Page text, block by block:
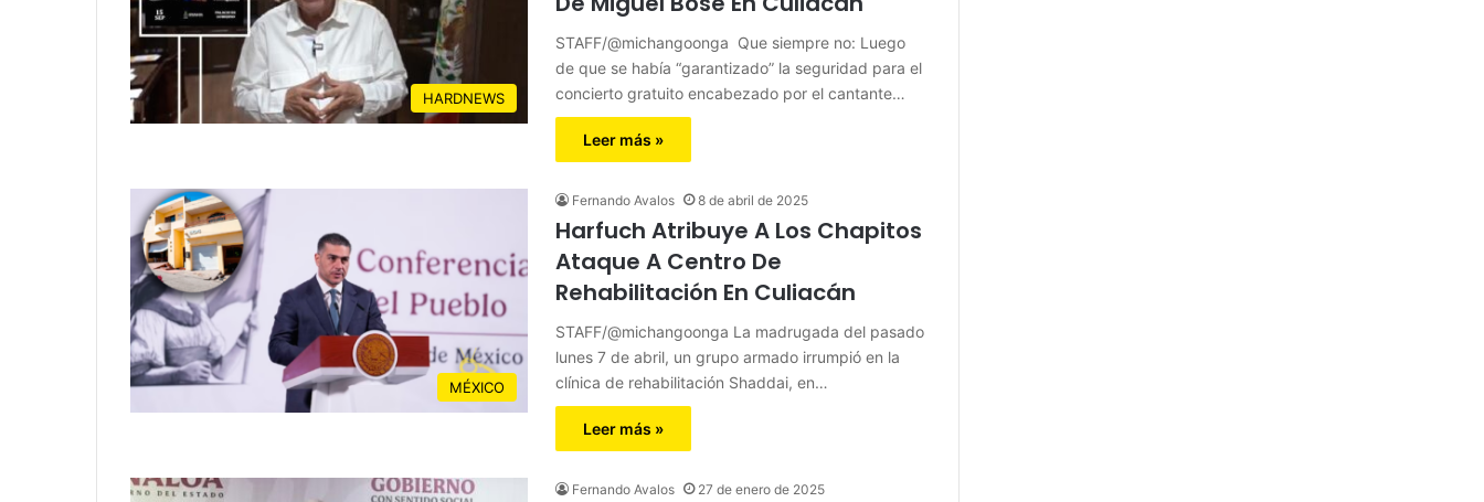
HARDNEWS
STAFF/@michangoonga Que siempre no: Luego
de que se había “garantizado” la seguridad para el
concierto gratuito encabezado por el cantante…
Leer más »
MÉXICO
Fernando Avalos 8 de abril de 2025
Harfuch Atribuye A Los Chapitos
Ataque A Centro De
Rehabilitación En Culiacán
STAFF/@michangoonga La madrugada del pasado
lunes 7 de abril, un grupo armado irrumpió en la
clínica de rehabilitación Shaddai, en…
Leer más »
Fernando Avalos 27 de enero de 2025